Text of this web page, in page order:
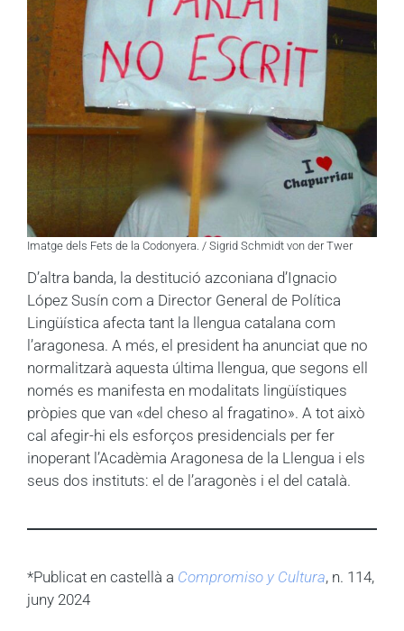
Imatge dels Fets de la Codonyera. / Sigrid Schmidt von der Twer
D’altra banda, la destitució azconiana d’Ignacio
López Susín com a Director General de Política
Lingüística afecta tant la llengua catalana com
l’aragonesa. A més, el president ha anunciat que no
normalitzarà aquesta última llengua, que segons ell
només es manifesta en modalitats lingüístiques
pròpies que van «del cheso al fragatino». A tot això
cal afegir-hi els esforços presidencials per fer
inoperant l’Acadèmia Aragonesa de la Llengua i els
seus dos instituts: el de l’aragonès i el del català.
*Publicat en castellà a Compromiso y Cultura, n. 114,
juny 2024